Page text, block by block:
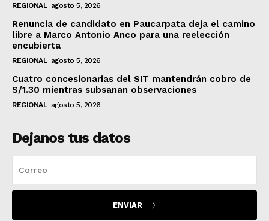
REGIONAL agosto 5, 2026
Renuncia de candidato en Paucarpata deja el camino
libre a Marco Antonio Anco para una reelección
encubierta
REGIONAL agosto 5, 2026
Cuatro concesionarias del SIT mantendrán cobro de
S/1.30 mientras subsanan observaciones
REGIONAL agosto 5, 2026
Dejanos tus datos
ENVIAR